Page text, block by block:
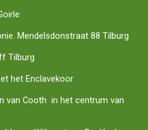
Mendelsdonstraat 88 Tilburg
Tilburg
het Enclavekoor
van Cooth in het centrum van